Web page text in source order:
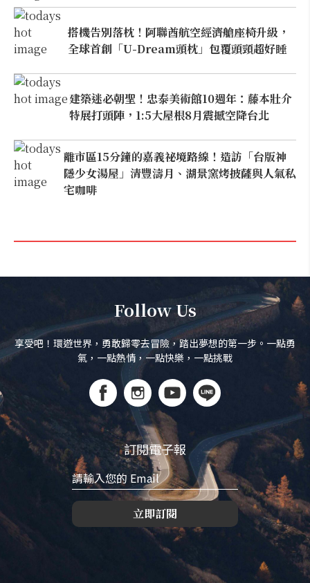
搭機告別落枕！阿聯酋航空經濟艙座椅升級，
全球首創「U-Dream頭枕」包覆頭頸超好睡
建築迷必朝聖！忠泰美術館10週年：藤本壯介
特展打頭陣，1:5大屋根8月震撼空降台北
離市區15分鐘的嘉義祕境路線！造訪「台版神
隱少女湯屋」清豐濤月、湖景窯烤披薩與人氣私
宅咖啡
Follow Us
享受吧！環遊世界，勇敢歸零去冒險，踏出夢想的第一步。一點勇
氣，一點熱情，一點快樂，一點挑戰
訂閱電子報
立即訂閱